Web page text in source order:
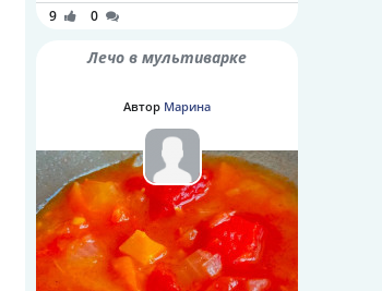
9 0
Лечо в мультиварке
Автор Марина